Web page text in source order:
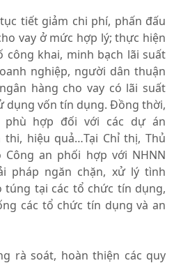
tiết giảm chi phí, phấn đấu
vay ở mức hợp lý; thực hiện
công khai, minh bạch lãi suất
nghiệp, người dân thuận
hàng cho vay có lãi suất
dụng vốn tín dụng. Đồng thời,
hợp đối với các dự án
thi, hiệu quả…Tại Chỉ thị, Thủ
an phối hợp với NHNN
pháp ngăn chặn, xử lý tình
tại các tổ chức tín dụng,
các tổ chức tín dụng và an
rà soát, hoàn thiện các quy